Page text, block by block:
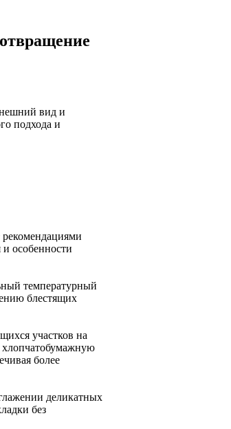
вид и
подхода и
рекомендациями
и особенности
температурный
блестящих
участков на
хлопчатобумажную
более
деликатных
без